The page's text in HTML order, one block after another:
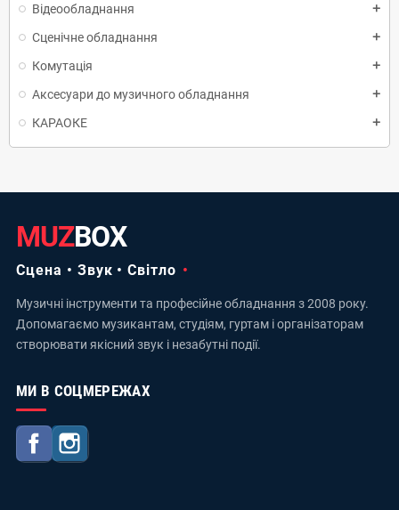
Відеообладнання add
Сценічне обладнання add
Комутація add
Аксесуари до музичного обладнання add
КАРАОКЕ add
MUZBOX
Сцена • Звук • Світло
Музичні інструменти та професійне обладнання з 2008 року.
Допомагаємо музикантам, студіям, гуртам і організаторам
створювати якісний звук і незабутні події.
МИ В СОЦМЕРЕЖАХ
Facebook